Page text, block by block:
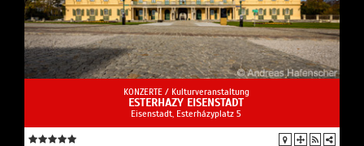
KONZERTE / Kulturveranstaltung
ESTERHAZY EISENSTADT
Eisenstadt, Esterházyplatz 5